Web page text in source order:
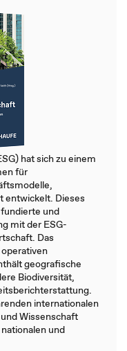
hat sich zu einem
für
entwickelt. Dieses
und
mit der ESG-
Das
geografische
Biodiversität,
internationalen
Wissenschaft
und